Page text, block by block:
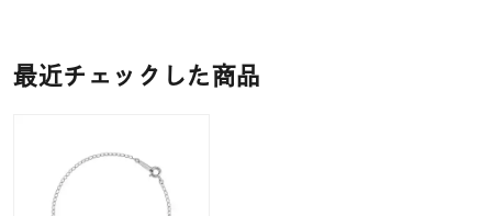
最近チェックした商品